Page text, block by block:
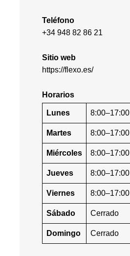
Teléfono
+34 948 82 86 21
Sitio web
https://flexo.es/
Horarios
Lunes 8:00–17:00
Martes 8:00–17:00
Miércoles 8:00–17:00
Jueves 8:00–17:00
Viernes 8:00–17:00
Sábado Cerrado
Domingo Cerrado